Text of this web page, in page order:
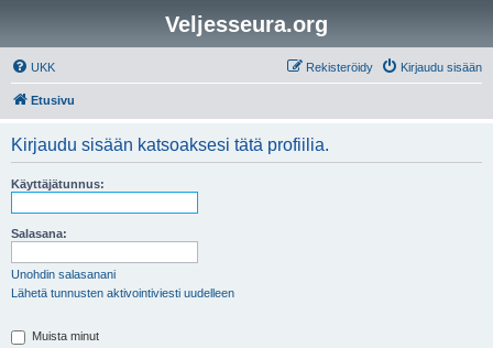
Veljesseura.org
UKK Kirjaudu sisään
Rekisteröidy
Etusivu
Kirjaudu sisään katsoaksesi tätä profiilia.
Käyttäjätunnus:
Salasana:
Unohdin salasanani
Lähetä tunnusten aktivointiviesti uudelleen
Muista minut